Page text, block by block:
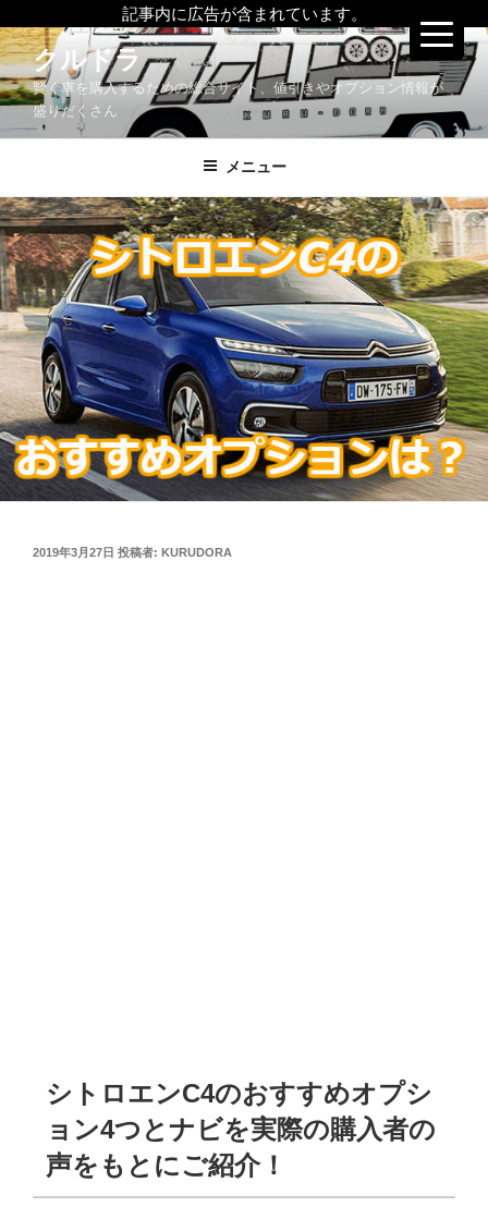
記事内に広告が含まれています。
コ
ン
テ
ツ
ス
キ
ッ
プ
クルドラ
賢く車を購入するための総合サイト、値引きやオプション情報が
盛りだくさん
メニュー
投
2019年3月27日 投稿者: KURUDORA
シトロエンC4のおすすめオプシ
ョン4つとナビを実際の購入者の
声をもとにご紹介！